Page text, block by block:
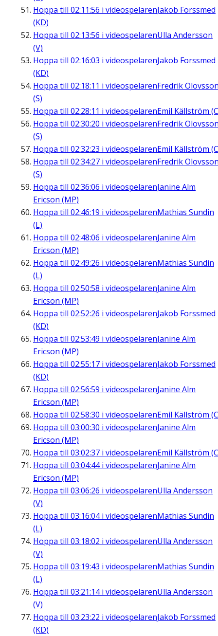
Hoppa till 02:11:56 i videospelarenJakob Forssmed
(KD)
Hoppa till 02:13:56 i videospelarenUlla Andersson
(V)
Hoppa till 02:16:03 i videospelarenJakob Forssmed
(KD)
Hoppa till 02:18:11 i videospelarenFredrik
(S)
Hoppa till 02:28:11 i videospelarenEmil Källström
Hoppa till 02:30:20 i videospelarenFredrik
(S)
Hoppa till 02:32:23 i videospelarenEmil Källström
Hoppa till 02:34:27 i videospelarenFredrik
(S)
Hoppa till 02:36:06 i videospelarenJanine Alm
Ericson (MP)
Hoppa till 02:46:19 i videospelarenMathias Sundin
(L)
Hoppa till 02:48:06 i videospelarenJanine Alm
Ericson (MP)
Hoppa till 02:49:26 i videospelarenMathias Sundin
(L)
Hoppa till 02:50:58 i videospelarenJanine Alm
Ericson (MP)
Hoppa till 02:52:26 i videospelarenJakob Forssmed
(KD)
Hoppa till 02:53:49 i videospelarenJanine Alm
Ericson (MP)
Hoppa till 02:55:17 i videospelarenJakob Forssmed
(KD)
Hoppa till 02:56:59 i videospelarenJanine Alm
Ericson (MP)
Hoppa till 02:58:30 i videospelarenEmil Källström
Hoppa till 03:00:30 i videospelarenJanine Alm
Ericson (MP)
Hoppa till 03:02:37 i videospelarenEmil Källström
Hoppa till 03:04:44i videospelarenJanine Alm
Ericson (MP)
Hoppa till 03:06:26 i videospelarenUlla Andersson
(V)
Hoppa till 03:16:04i videospelarenMathias Sundin
(L)
Hoppa till 03:18:02 i videospelarenUlla Andersson
(V)
Hoppa till 03:19:43 i videospelarenMathias Sundin
(L)
Hoppa till 03:21:14i videospelarenUlla Andersson
(V)
Hoppa till 03:23:22 i videospelarenJakob Forssmed
(KD)